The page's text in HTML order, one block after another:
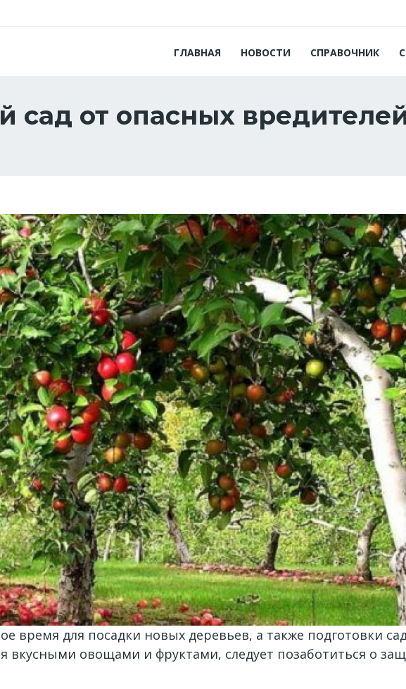
ГЛАВНАЯ НОВОСТИ СПРАВОЧНИК
сад от опасных
время для посадки новых деревьев, а также подготовки
вкусными овощами и фруктами, следует позаботиться о